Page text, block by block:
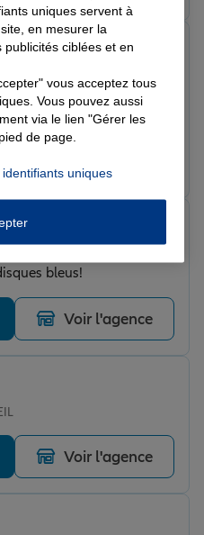
le conseiller qui a su
démarches.
bleus!
Voir l'agence
Voir l'agence
uniques servent à
en mesurer la
ciblées et en
vous acceptez tous
Vous pouvez aussi
via le lien "Gérer les
de page.
uniques